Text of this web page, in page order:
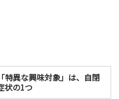
特異な興味対象」は、自閉
状の1つ